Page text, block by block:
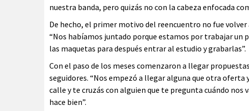
nuestra banda, pero quizás no con la cabeza enfocada
De hecho, el primer motivo del reencuentro no fue
“Nos habíamos juntado porque estamos por trabajar un
las maquetas para después entrar al estudio y grabarlas”.
Con el paso de los meses comenzaron a llegar
seguidores. “Nos empezó a llegar alguna que otra
calle y te cruzás con alguien que te pregunta cuándo nos
hace bien”.